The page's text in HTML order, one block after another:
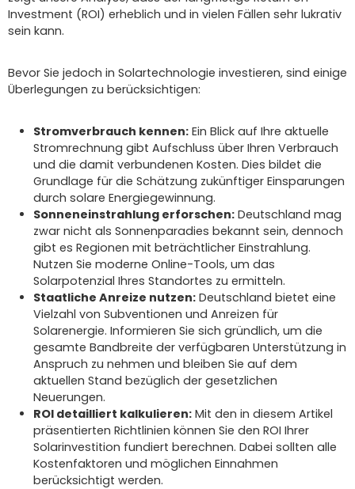
Investment (ROI) erheblich und in vielen Fällen sehr lukrativ
sein kann.
Bevor Sie jedoch in Solartechnologie investieren, sind einige
Überlegungen zu berücksichtigen:
Stromverbrauch kennen: Ein Blick auf Ihre aktuelle
Stromrechnung gibt Aufschluss über Ihren Verbrauch
und die damit verbundenen Kosten. Dies bildet die
Grundlage für die Schätzung zukünftiger Einsparungen
durch solare Energiegewinnung.
Sonneneinstrahlung erforschen: Deutschland mag
zwar nicht als Sonnenparadies bekannt sein, dennoch
gibt es Regionen mit beträchtlicher Einstrahlung.
Nutzen Sie moderne Online-Tools, um das
Solarpotenzial Ihres Standortes zu ermitteln.
Staatliche Anreize nutzen: Deutschland bietet eine
Vielzahl von Subventionen und Anreizen für
Solarenergie. Informieren Sie sich gründlich, um die
gesamte Bandbreite der verfügbaren Unterstützung in
Anspruch zu nehmen und bleiben Sie auf dem
aktuellen Stand bezüglich der gesetzlichen
Neuerungen.
ROI detailliert kalkulieren: Mit den in diesem Artikel
präsentierten Richtlinien können Sie den ROI Ihrer
Solarinvestition fundiert berechnen. Dabei sollten alle
Kostenfaktoren und möglichen Einnahmen
berücksichtigt werden.